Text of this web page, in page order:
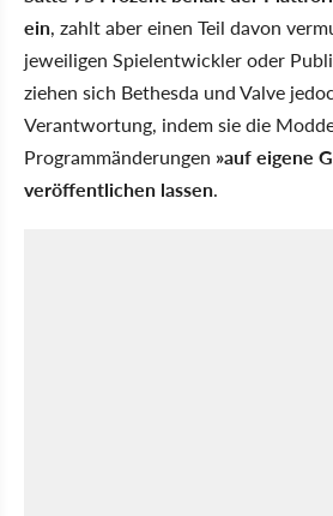
ein, zahlt aber einen Teil davon
jeweiligen Spielentwickler oder
ziehen sich Bethesda und Valve
Verantwortung, indem sie die
Programmänderungen »auf eigene
veröffentlichen lassen.